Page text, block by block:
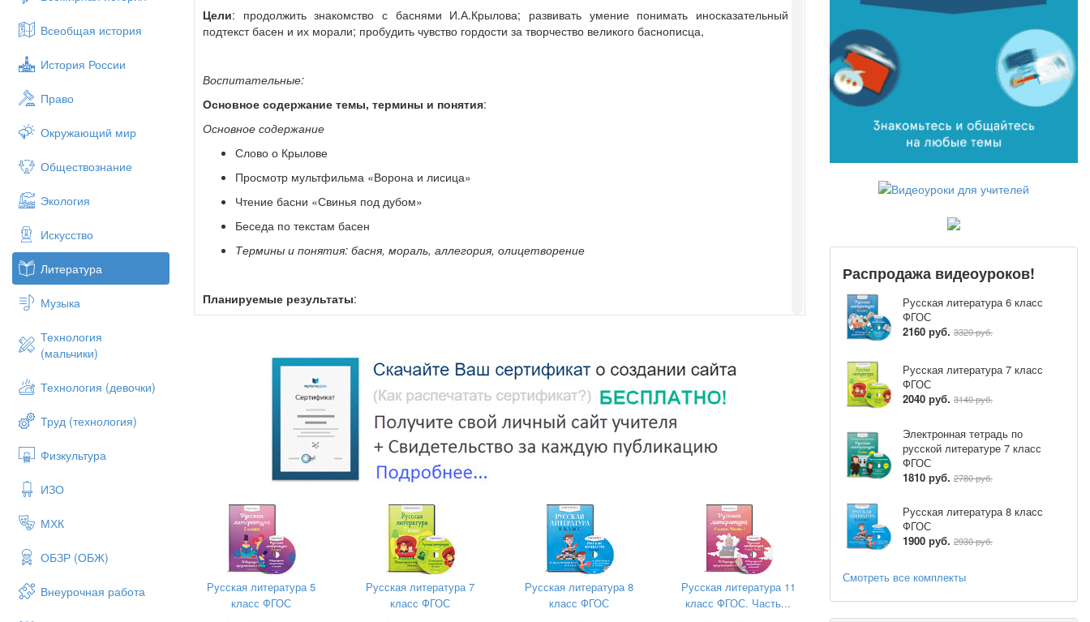
Всеобщая история
История России
Право
Окружающий мир
Обществознание
Экология
Искусство
Литература
Музыка
Технология
(мальчики)
Технология (девочки)
Труд (технология)
Физкультура
ИЗО
МХК
ОБЗР (ОБЖ)
Внеурочная работа
Цели: продолжить знакомство с баснями И.А.Крылова; развивать умение понимать иносказательный
подтекст басен и их морали; пробудить чувство гордости за творчество великого баснописца,
Воспитательные:
Основное содержание темы, термины и понятия:
Основное содержание
Слово о Крылове
Просмотр мультфильма «Ворона и лисица»
Чтение басни «Свинья под дубом»
Беседа по текстам басен
Термины и понятия: басня, мораль, аллегория, олицетворение
Планируемые результаты:
формирование у детей доброты, щедрости души, уверенности в себе, умении наслаждаться
окружающим миром.
Метапредметные
Познавательные:
расширить представление детей о басенном творчестве И.А.Крылова;
воспитывать думающего, неравнодушного человека и читателя; формирование умения
критически мыслить, анализировать, оценивать прочитанное.
Регулятивные:
формирование способности принимать учебную цель и задачи, планировать их
реализацию, прогнозировать;развивать навыки переноса знакомых знаний в новую ситуацию.
Коммуникативные:
продолжение работы по формированию умения выражать свои мысли в
оценочном суждении, используя различные художественные средства в соответствии с
конкретной коммуникативно-речевой ситуацией, формирование навыка монологической речи и
умения отвечать на поставленные вопросы.
Русская литература 5
класс ФГОС
Русская литература 7
класс ФГОС
Русская литература 8
класс ФГОС
Русская литература 11
класс ФГОС. Часть...
Распродажа видеоуроков!
Русская литература 6 класс
ФГОС
2160 руб. 3320 руб.
Русская литература 7 класс
ФГОС
2040 руб. 3140 руб.
Электронная тетрадь по
русской литературе 7 класс
ФГОС
1810 руб. 2780 руб.
Русская литература 8 класс
ФГОС
1900 руб. 2930 руб.
Смотреть все комплекты